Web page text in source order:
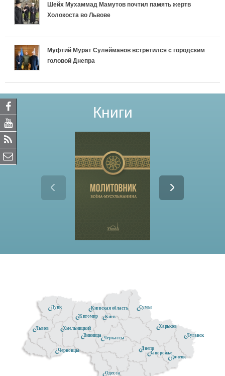
Шейх Мухаммад Мамутов почтил память жертв
Холокоста во Львове
Муфтий Мурат Сулейманов встретился с городским
головой Днепра
Книги
Черкассы
Черновцы
Сумы
Луганск
Одесса
Донецк
Киев
Днепр
Киевская область
Запорожье
Житомир
Винница
Хмельницкий
Луцк
Львов Харьков